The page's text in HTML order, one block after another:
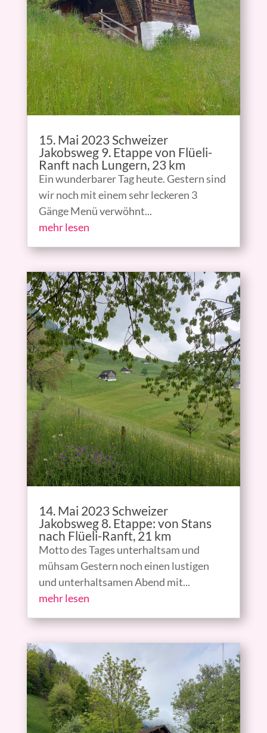
15. Mai 2023 Schweizer
Jakobsweg 9. Etappe von Flüeli-
Ranft nach Lungern, 23 km
Ein wunderbarer Tag heute. Gestern sind
wir noch mit einem sehr leckeren 3
Gänge Menü verwöhnt...
mehr lesen
14. Mai 2023 Schweizer
Jakobsweg 8. Etappe: von Stans
nach Flüeli-Ranft, 21 km
Motto des Tages unterhaltsam und
mühsam Gestern noch einen lustigen
und unterhaltsamen Abend mit...
mehr lesen